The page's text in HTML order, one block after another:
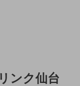
ンク仙台